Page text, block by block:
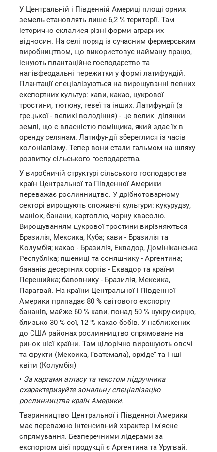
У Центральній і Південній Америці площі орних
земель становлять лише 6,2 % території. Там
історично склалися різні форми аграрних
відносин. На селі поряд із сучасним фермерським
виробництвом, що використовує найману працю,
існують плантаційне господарство та
напівфеодальні пережитки у формі латифундій.
Плантації спеціалізуються на вирощуванні певних
експортних культур: кави, какао, цукрової
тростини, тютюну, гевеї та інших. Латифундії (з
грецької - великі володіння) - це великі ділянки
землі, що є власністю поміщика, який здає їх в
оренду селянам. Латифундії збереглися із часів
колоніалізму. Тепер вони стали гальмом на шляху
розвитку сільського господарства.
У виробничій структурі сільського господарства
країн Центральної та Південної Америки
переважає рослинництво. У дрібнотоварному
секторі вирощують споживчі культури: кукурудзу,
маніок, банани, картоплю, чорну квасолю.
Вирощуванням цукрової тростини вирізняються
Бразилія, Мексика, Куба; кави - Бразилія та
Колумбія; какао - Бразилія, Еквадор, Домініканська
Республіка; пшениці та соняшнику - Аргентина;
бананів десертних сортів - Еквадор та країни
Перешийка; бавовнику - Бразилія, Мексика,
Парагвай. На країни Центральної і Південної
Америки припадає 80 % світового експорту
бананів, майже 60 % кави, понад 50 % цукру-сирцю,
близько 30 % сої, 12 % какао-бобів. У наближених
до США районах рослинництво спрямоване на
ринок цієї країни. Там цілорічно вирощують овочі
та фрукти (Мексика, Гватемала), орхідеї та інші
квіти (Колумбія).
• За картами атласу та текстом підручника
схарактеризуйте зональну спеціалізацію
рослинництва країн Америки.
Тваринництво Центральної і Південної Америки
має переважно інтенсивний характер і м'ясне
спрямування. Безперечними лідерами за
експортом цієї продукції є Аргентина та Уругвай.